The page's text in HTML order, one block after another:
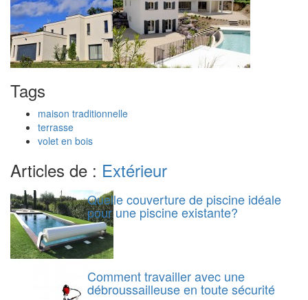
Tags
maison traditionnelle
terrasse
volet en bois
Articles de : Extérieur
Quelle couverture de piscine idéale
pour une piscine existante?
Comment travailler avec une
débroussailleuse en toute sécurité